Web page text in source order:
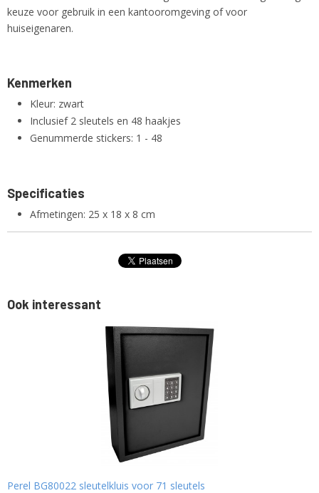
keuze voor gebruik in een kantooromgeving of voor
huiseigenaren.
Kenmerken
Kleur: zwart
Inclusief 2 sleutels en 48 haakjes
Genummerde stickers: 1 - 48
Specificaties
Afmetingen: 25 x 18 x 8 cm
Ook interessant
Perel BG80022 sleutelkluis voor 71 sleutels